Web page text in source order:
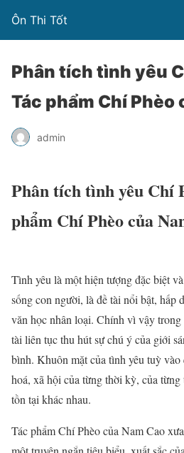
Ôn Thi Tốt
Phân tích tình yêu
Tác phẩm Chí Phèo
admin
Phân tích tình yêu Chí
phẩm Chí Phèo của
Tình yêu là một hiện tượng đặc biệt
sống con người, là đề tài nổi bật, hấp
văn học nhân loại. Chính vì vậy
tài liên tục thu hút sự chú ý của giới
bình. Khuôn mặt của tình yêu tuỳ
hoá, xã hội của từng thời kỳ, của
tồn tại khác nhau.
Tác phẩm Chí Phèo của Nam Cao